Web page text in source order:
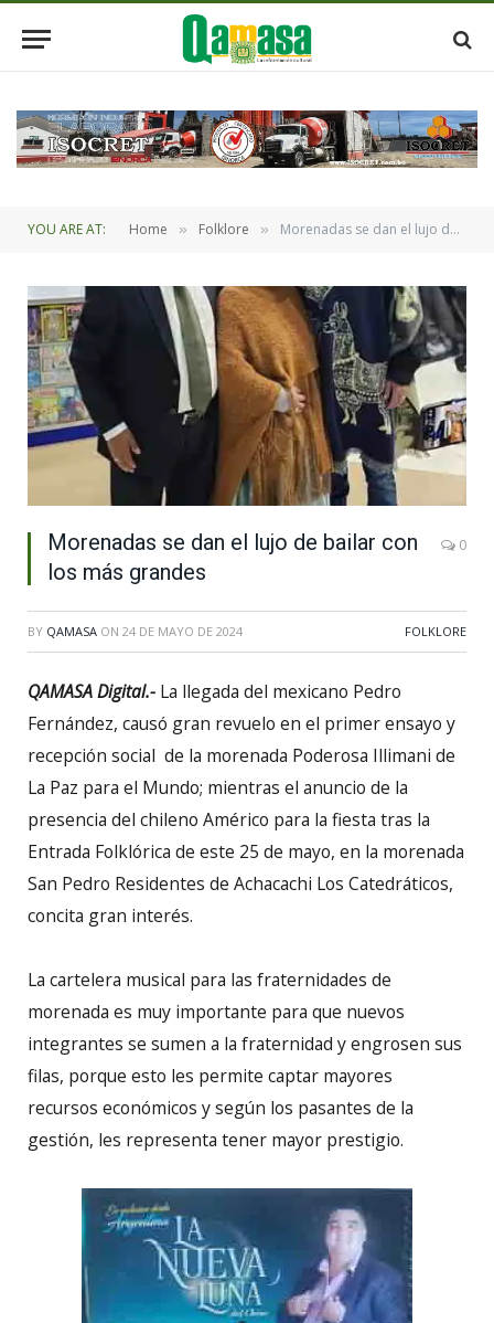
YOU ARE AT: Home » Folklore » Morenadas se dan el lujo de bailar con los más grandes
Morenadas se dan el lujo de bailar con
los más grandes
0
BY QAMASA ON 24 DE MAYO DE 2024 FOLKLORE
QAMASA Digital.- La llegada del mexicano Pedro
Fernández, causó gran revuelo en el primer ensayo y
recepción social de la morenada Poderosa Illimani de
La Paz para el Mundo; mientras el anuncio de la
presencia del chileno Américo para la fiesta tras la
Entrada Folklórica de este 25 de mayo, en la morenada
San Pedro Residentes de Achacachi Los Catedráticos,
concita gran interés.
La cartelera musical para las fraternidades de
morenada es muy importante para que nuevos
integrantes se sumen a la fraternidad y engrosen sus
filas, porque esto les permite captar mayores
recursos económicos y según los pasantes de la
gestión, les representa tener mayor prestigio.